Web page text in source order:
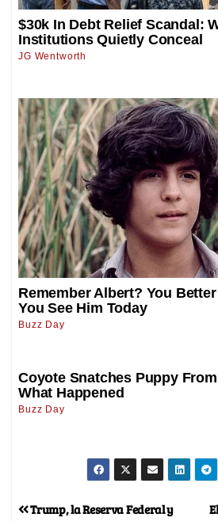
Trump, la Reserva Federal y